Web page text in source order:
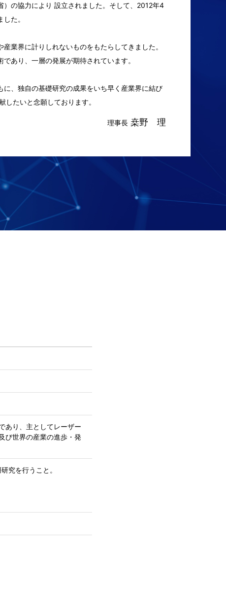
の協力により 設立されました。そして、2012年4
た。
業界に計りしれないものをもたらしてきました。
あり、一層の発展が期待されています。
、独自の基礎研究の成果をいち早く産業界に結び
たいと念願しております。
理事長 桒野 理
あり、主としてレーザー
び世界の産業の進歩・発
究を行うこと。